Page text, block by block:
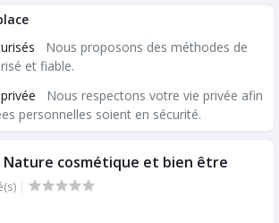
Nous proposons des méthodes de
et fiable.
Nous respectons votre vie privée afin
personnelles soient en sécurité.
Nature cosmétique et bien être
|